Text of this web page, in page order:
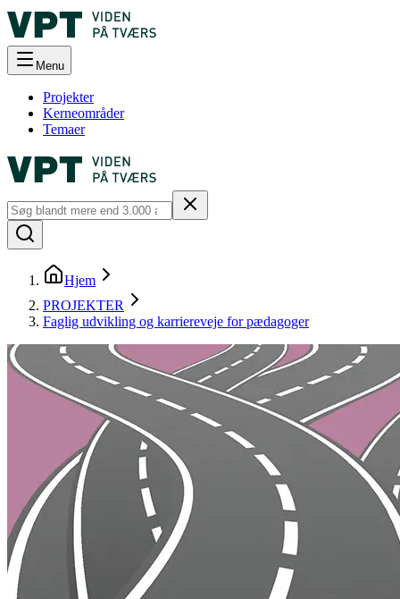
Menu
Projekter
Kerneområder
Temaer
Hjem
PROJEKTER
Faglig udvikling og karriereveje for pædagoger